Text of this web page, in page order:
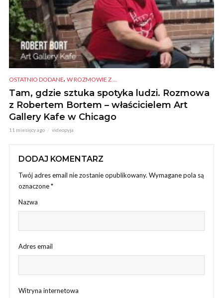
OSTATNIO DODANE, W ROZMOWIE Z ...
Tam, gdzie sztuka spotyka ludzi. Rozmowa
z Robertem Bortem – właścicielem Art
Gallery Kafe w Chicago
11 miesięcy ago videopyja
DODAJ KOMENTARZ
Twój adres email nie zostanie opublikowany. Wymagane pola są
oznaczone*
Nazwa
Adres email
Witryna internetowa